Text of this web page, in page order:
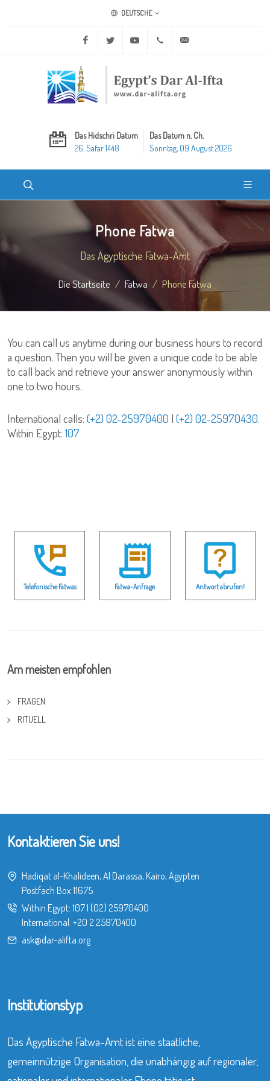
DEUTSCHE
Facebook Twitter Youtube +20 2 25970400
Das Hidschri Datum
26. Safar 1448
Das Datum n. Ch.
Sonntag, 09 August 2026
Phone Fatwa
Das Ägyptische Fatwa-Amt
Die Startseite Fatwa Phone Fatwa
You can call us anytime during our business hours to record
a question. Then you will be given a unique code to be able
to call back and retrieve your answer anonymously within
one to two hours.
International calls: (+2) 02-25970400 | (+2) 02-25970430.
Within Egypt: 107
Telefonische Fatwas Fatwa-Anfrage Antwort abrufen!
Am meisten empfohlen
FRAGEN
RITUELL
Kontaktieren Sie uns!
Hadiqat al-Khalideen, Al Darassa, Kairo, Ägypten
Postfach Box 11675
Within Egypt: 107| (02) 25970400
International: +20 2 25970400
ask@dar-alifta.org
Institutionstyp
Das Ägyptische Fatwa-Amt ist eine staatliche,
gemeinnützige Organisation, die unabhängig auf regionaler,